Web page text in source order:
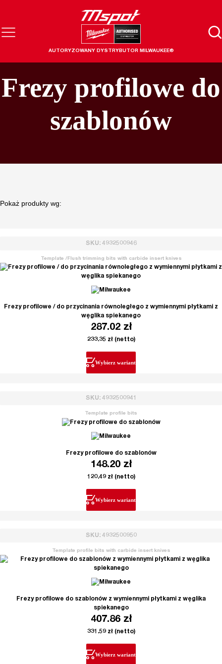
AUTORYZOWANY DYSTRYBUTOR MILWAUKEE®
Frezy profilowe do
szablonów
Pokaż produkty wg:
SKU: 4932500946
Template /Flush trimming bits with carbide insert knives
Frezy profilowe / do przycinania równoległego z wymiennymi płytkami z
węglika spiekanego
287.02 zł
233.35 zł(netto)
Wybierz wariant
SKU: 4932500941
Template profile bits
Frezy profilowe do szablonów
148.20 zł
120.49 zł(netto)
Wybierz wariant
SKU: 4932500950
Template profile bits with carbide insert knives
Frezy profilowe do szablonów z wymiennymi płytkami z węglika
spiekanego
407.86 zł
331.59 zł(netto)
Wybierz wariant